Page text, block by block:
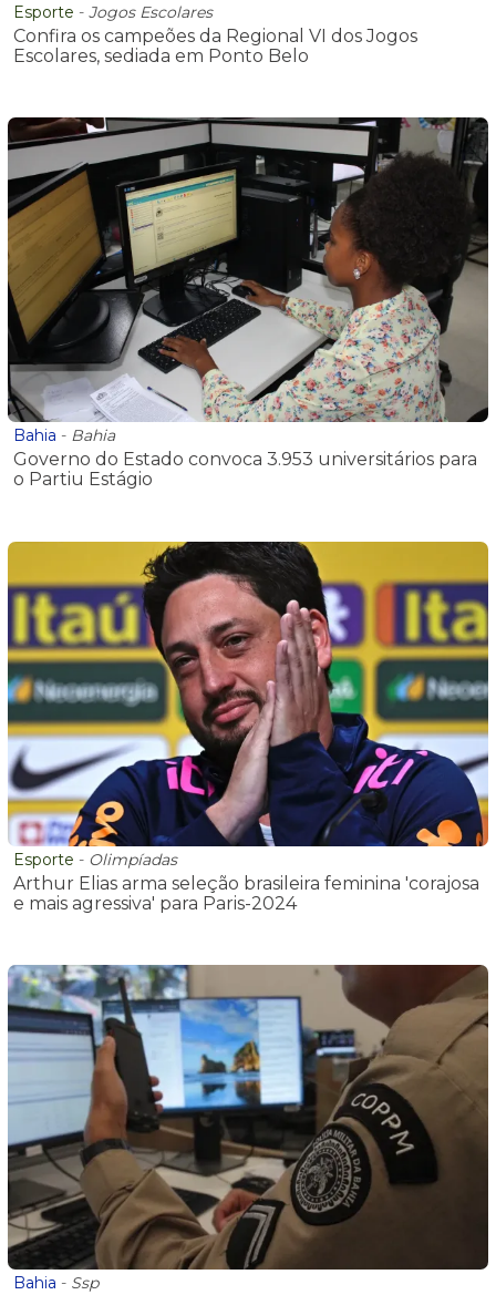
Esporte - Jogos Escolares
Confira os campeões da Regional VI dos Jogos
Escolares, sediada em Ponto Belo
Bahia - Bahia
Governo do Estado convoca 3.953 universitários para
o Partiu Estágio
Esporte - Olimpíadas
Arthur Elias arma seleção brasileira feminina 'corajosa
e mais agressiva' para Paris-2024
Bahia - Ssp